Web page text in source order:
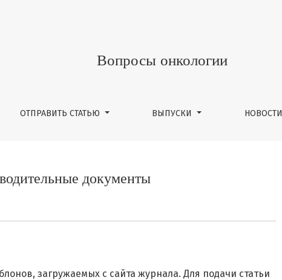
Вопросы онкологии
ОТПРАВИТЬ СТАТЬЮ ВЫПУСКИ НОВОСТИ
документы
загружаемых с сайта журнала. Для подачи статьи